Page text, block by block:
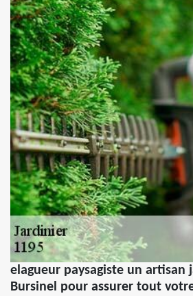
elagueur paysagiste un artisan
Bursinel pour assurer tout